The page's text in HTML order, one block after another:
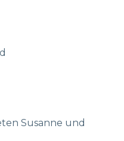
Susanne und